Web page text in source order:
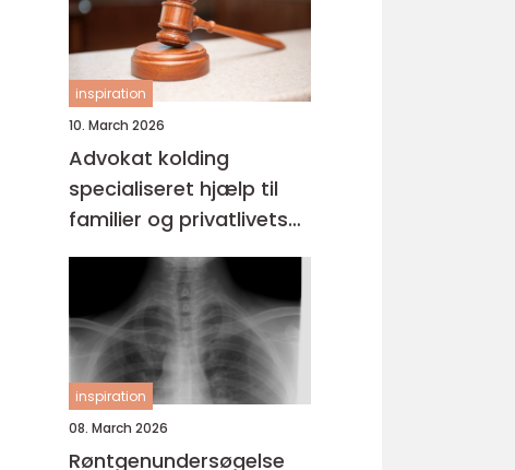
inspiration
10. March 2026
Advokat kolding
specialiseret hjælp til
familier og privatlivets
jura
inspiration
08. March 2026
Røntgenundersøgelse